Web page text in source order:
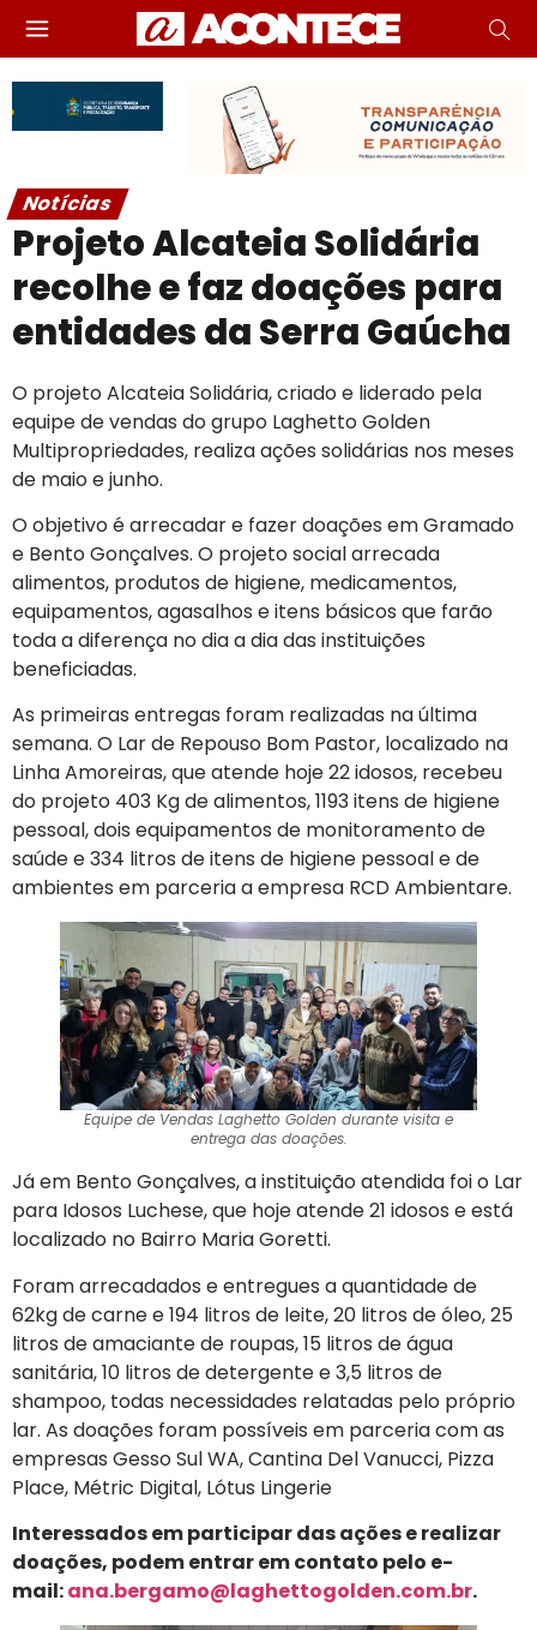
Notícias
Projeto Alcateia Solidária
recolhe e faz doações para
entidades da Serra Gaúcha
O projeto Alcateia Solidária, criado e liderado pela
equipe de vendas do grupo Laghetto Golden
Multipropriedades, realiza ações solidárias nos meses
de maio e junho.
O objetivo é arrecadar e fazer doações em Gramado
e Bento Gonçalves. O projeto social arrecada
alimentos, produtos de higiene, medicamentos,
equipamentos, agasalhos e itens básicos que farão
toda a diferença no dia a dia das instituições
beneficiadas.
As primeiras entregas foram realizadas na última
semana. O Lar de Repouso Bom Pastor, localizado na
Linha Amoreiras, que atende hoje 22 idosos, recebeu
do projeto 403 Kg de alimentos, 1193 itens de higiene
pessoal, dois equipamentos de monitoramento de
saúde e 334 litros de itens de higiene pessoal e de
ambientes em parceria a empresa RCD Ambientare.
Equipe de Vendas Laghetto Golden durante visita e
entrega das doações.
Já em Bento Gonçalves, a instituição atendida foi o Lar
para Idosos Luchese, que hoje atende 21 idosos e está
localizado no Bairro Maria Goretti.
Foram arrecadados e entregues a quantidade de
62kg de carne e 194 litros de leite, 20 litros de óleo, 25
litros de amaciante de roupas, 15 litros de água
sanitária, 10 litros de detergente e 3,5 litros de
shampoo, todas necessidades relatadas pelo próprio
lar. As doações foram possíveis em parceria com as
empresas Gesso Sul WA, Cantina Del Vanucci, Pizza
Place, Métric Digital, Lótus Lingerie
Interessados em participar das ações e realizar
doações, podem entrar em contato pelo e-
mail:ana.bergamo@laghettogolden.com.br.